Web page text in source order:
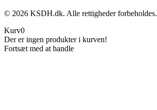
© 2026 KSDH.dk. Alle rettigheder forbeholdes.
Kurv0
Der er ingen produkter i kurven!
Fortsæt med at handle